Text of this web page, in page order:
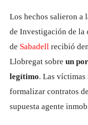
Los hechos salieron a
de Investigación de la
de Sabadell recibió
Llobregat sobre un
legítimo. Las
formalizar contratos
supuesta agente